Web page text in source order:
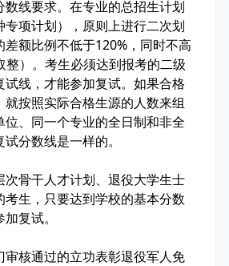
数线要求。在专业的总招生计划
专项计划），原则上进行二次划
额比例不低于120%，同时不高
整）。考生必须达到报考的二级
试线，才能参加复试。如果合格
就按照实际合格生源的人数来组
位、同一个专业的全日制和非全
分数线是一样的。
次骨干人才计划、退役大学生士
考生，只要达到学校的基本分数
复试。
审核通过的立功表彰退役军人免